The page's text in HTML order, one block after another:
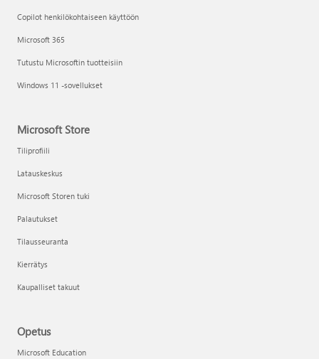
Copilot henkilökohtaiseen käyttöön
Microsoft 365
Tutustu Microsoftin tuotteisiin
Windows 11 -sovellukset
Microsoft Store
Tiliprofiili
Latauskeskus
Microsoft Storen tuki
Palautukset
Tilausseuranta
Kierrätys
Kaupalliset takuut
Opetus
Microsoft Education